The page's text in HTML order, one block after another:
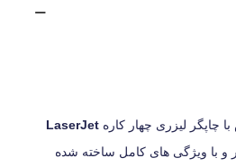
چاپگر لیزری چهار کاره LaserJet
و با ویژگی های کامل ساخته شده